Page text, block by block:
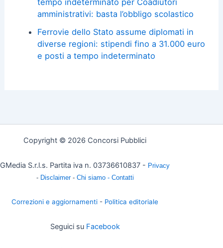
amministrativi: basta l’obbligo scolastico
Ferrovie dello Stato assume diplomati in
diverse regioni: stipendi fino a 31.000 euro
e posti a tempo indeterminato
Copyright © 2026 Concorsi Pubblici
GMedia S.r.l.s. Partita iva n. 03736610837 - Privacy
- Disclaimer - Chi siamo - Contatti
Correzioni e aggiornamenti - Politica editoriale
Seguici su Facebook